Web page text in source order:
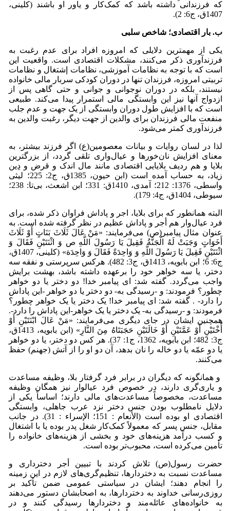
که فرزندانی داشته باشد که کمک‌کار و یاور او باشند (کلینی،
1407ق، ج6: 2).
ب. بار اقتصادی؛ شاخص سلبی
یکی از مهمترین دلایلی که امروزه افراد برای عدم رغبت به
فرزندآوری ذکر می‌کنند، مشکلات اقتصادی است. واقعیت این
است که با توجه به نظامات آموزشی، نظامات إشتغال و نظامات
تربیتی امروزه، فرزندان تنها در دوران کودکی سربار مالی خانواده
نیستند، بلکه در دوران نوجوانی و جوانی و حتی گاهی پس از
ازدواج آنها نیز این وابستگی مالی استمرار پیدا می‌کند. طبیعی
است که با افزایش طول دوران وابستگی از یک جهت و عدم جلب
منفعت مالی فرزندان برای والدین از جهت دیگر، رغبت والدین به
فرزندآوری کمتر می‌شود.
لذا در لسان روایات و بیانات معصومین(ع) اگر فرزند بیشتر، به
معنای افزایش نان‌خورها و عیال‌واری تلقی گردد، از بزرگترین
بلایا و هم ردیف بلایایی اقتصادی مانند مال اندک و قرض و دِین
زیاد، به حساب آمده است (ابن حیون، 1385ق، ج2: 225؛ لیثی
واسطی، 1376: 212؛ آمدی، 1410ق: 331؛ ابن اشعث، بی‌تا: 238؛
سیوطی، 1404ق، ج4: 179).
البته همانطور که برای بلایا، اجر و پاداش فراوان ذکر شده، برای
فرد عیال‌وار هم أجر و پاداش عظیم در نظر گرفته شده است. به
عنوان مثال پیامبر(ص) می‌فرمایند: «مَنْ عَالَ‏ ثَلَاثَ‏ بَنَاتٍ‏ أَوْ ثَلَاثَ
أَخَوَاتٍ وَجَبَتْ لَهُ الْجَنَّةُ فَقِیلَ یَا رَسُولَ اللَّهِ ص وَ اثْنَتَیْنِ فَقَالَ وَ
اثْنَتَیْنِ فَقِیلَ یَا رَسُولَ اللَّهِ وَ وَاحِدَةً فَقَالَ وَ وَاحِدَة» (کلینی، 1407ق،
ج6: 6؛ ابن بابویه، 1413ق، ج3: 482). هرکس سرپرستى و نفقه سه
دختر، یا سه خواهر خود را برعهده داشته باشد، بهشت برایش
واجب مى‌گردد. گفته شد: اى پیامبر خدا! دو دختر یا دو خواهر
چطور؟ فرمودند: و -رسیدگی به- دو دختر یا دو خواهر -این پاداش
را دارد- . گفته شد: اى پیامبر خدا! یک دختر یا یک خواهر چطور؟
فرمودند: و -رسیدگی به- یک دختر یا یک خواهر-این پاداش را دارد-.
همچنین ایشان در جای دیگری می‌فرمایند: «مَنْ عَالَ ابْنَتَیْنِ أَوْ
أُخْتَیْنِ أَوْ عَمَّتَیْنِ أَوْ خَالَتَیْنِ حَجَبَتَاهُ مِنَ النَّارِ» (ابن بابویه، 1413ق،
ج3: 482؛ ابن بابویه، 1362، ج1: 37). هر کس دو دختر، یا دو خواهر
یا دو عمّه یا دو خاله را نان بدهد، آن دو او را از آتش (جهنم) حفظ
می‌کنند.
و همانگونه که دیگران در برابر فرد گرفتار بلا، وظیفه مساعدت
و یاری‌گری دارند، در خصوص فرد عیالوار نیز همگان وظیفه
مساعدت، مخصوصاً مساعدت‌های مالی دارند؛ اساساً یکی از
دلایل نامطلوب بودن جنس دختر نزد عرب جاهلی، وابستگی
اقتصادی او بوده است (الأنعام : 151؛ الإسراء : 31). در جانب
مقابل، جنس پسر که معمولاً کمک‌کار شغل پدر بوده یا با اشتغال
و کسب درآمد هزینه‌های خود و بخشی از هزینه‌های خانواده را
تأمین می‌کرده است، محبوب‌تر بوده است.
حضرت رسول(ص) تلاش کردند با تبیین أجر دختر‌داری و
مساعدت نسبت به دختردارها، تنظیم‌گری‌های لازم در این زمینه
را انجام دهند؛ ایشان در سیاستی عمومی ضمن تأکید بر
روزی‌رسانی خداوند به دختردارها، به اصحابشان دستور می‌دهند
به خانواده‌های عائله‌مند و دختردارها رسیدگی کنند و در